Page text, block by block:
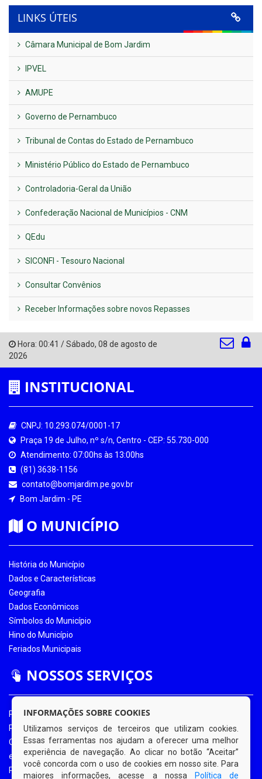
LINKS ÚTEIS
Câmara Municipal de Bom Jardim
IPVEL
AMUPE
Governo de Pernambuco
Tribunal de Contas do Estado de Pernambuco
Ministério Público do Estado de Pernambuco
Controladoria-Geral da União
Confederação Nacional de Municípios - CNM
QEdu
SICONFI - Tesouro Nacional
Consultar Convênios
Receber Informações sobre novos Repasses
Hora: 00:41 /Sábado, 08 de agosto de
2026
INSTITUCIONAL
CNPJ: 10.293.074/0001-17
Praça 19 de Julho, nº s/n, Centro - CEP: 55.730-000
Atendimento: 07:00hs às 13:00hs
(81) 3638-1156
contato@bomjardim.pe.gov.br
Bom Jardim - PE
O MUNICÍPIO
História do Município
Dados e Características
Geografia
Dados Econômicos
Símbolos do Município
Hino do Município
Feriados Municipais
NOSSOS SERVIÇOS
Portal da Transparência
Portal da Transparência COVID-19
Ouvidoria Eletrônica
e-SIC
Processos de Licitação
INFORMAÇÕES SOBRE COOKIES
Utilizamos serviços de terceiros que utilizam cookies.
Essas ferramentas nos ajudam a oferecer uma melhor
experiência de navegação. Ao clicar no botão “Aceitar”
você concorda com o uso de cookies em nosso site. Para
maiores informações, acesse a nossa
Política de